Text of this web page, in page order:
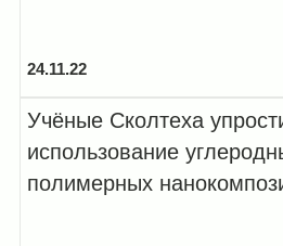
24.11.22
Учёные Сколтеха
использование
полимерных